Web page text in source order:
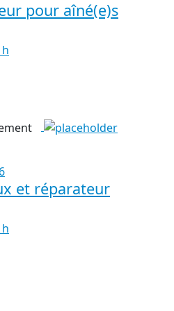
pour aîné(e)s
et réparateur